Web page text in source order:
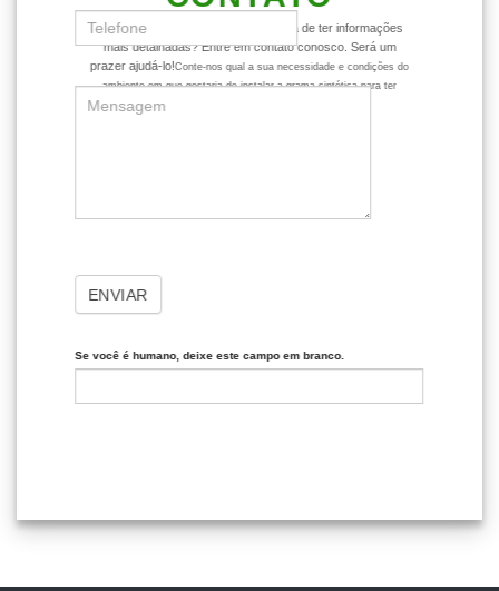
Ficou com alguma dúvida ou gostaria de ter informações
mais detalhadas? Entre em contato conosco. Será um
prazer ajudá-lo!Conte-nos qual a sua necessidade e condições do
ambiente em que gostaria de instalar a grama sintética para ter
dicas mais assertivas sobre o produto.
ENVIAR
Se você é humano, deixe este campo em branco.